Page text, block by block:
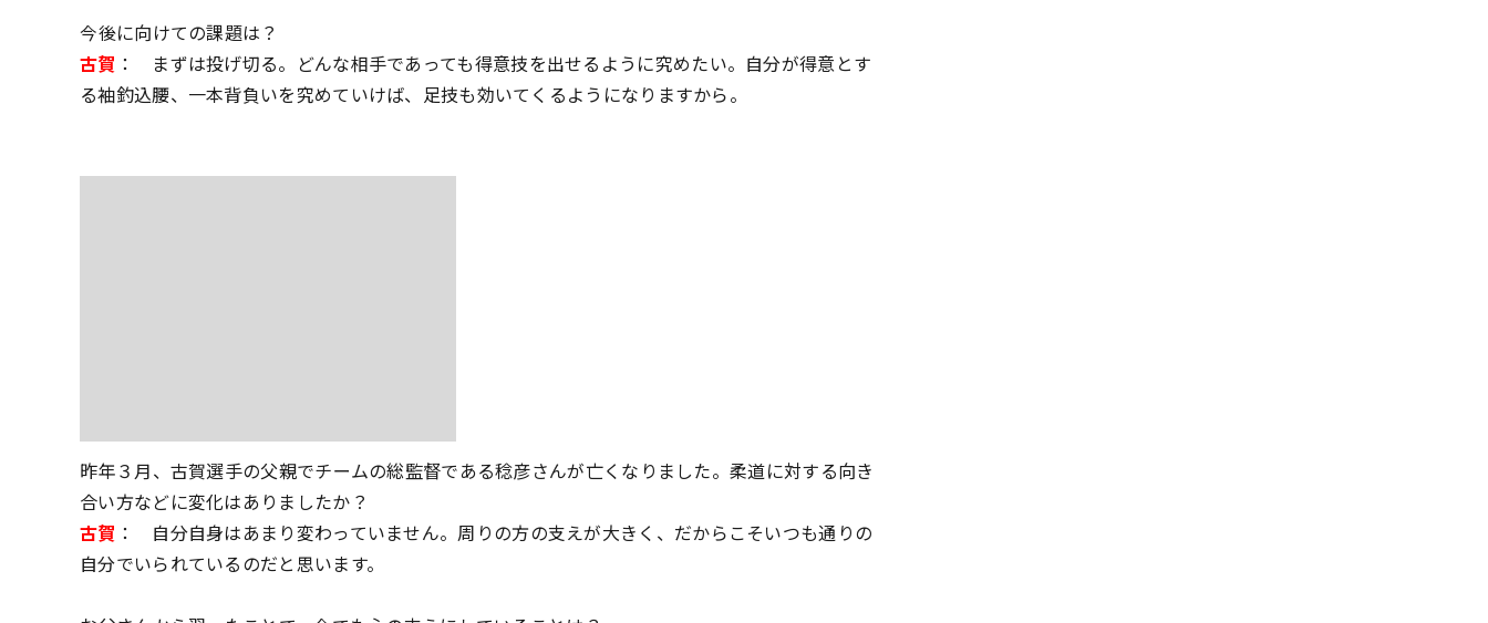
――今後に向けての課題は？
古賀 ： まずは投げ切る。どんな相手であっても得意技を出せるように究めたい。自分が得意とす
る袖釣込腰、一本背負いを究めていけば、足技も効いてくるようになりますから。
――昨年３月、古賀選手の父親でチームの総監督である稔彦さんが亡くなりました。柔道に対する向き
合い方などに変化はありましたか？
古賀 ： 自分自身はあまり変わっていません。周りの方の支えが大きく、だからこそいつも通りの
自分でいられているのだと思います。